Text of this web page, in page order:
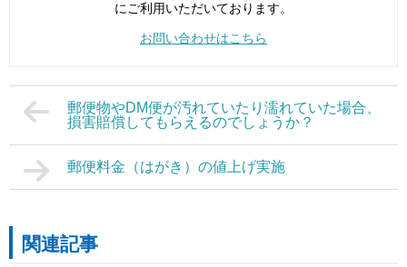
にご利用いただいております。
お問い合わせはこちら
郵便物やDM便が汚れていたり濡れていた場合、
損害賠償してもらえるのでしょうか？
郵便料金（はがき）の値上げ実施
関連記事